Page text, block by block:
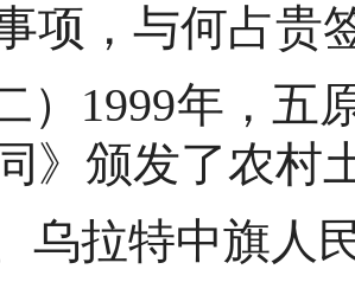
项，与何占贵
二）1999年，
》颁发了农村
乌拉特中旗人